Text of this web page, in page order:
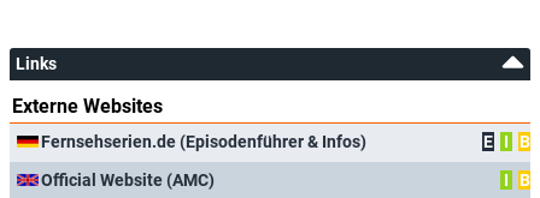
Links
Externe Websites
Fernsehserien.de (Episodenführer & Infos) E I
B
Official Website (AMC)
I B